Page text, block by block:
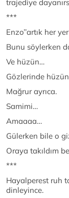
trajediye
***
Enzo’’artık her
Bunu söylerken
Ve hüzün…
Gözlerinde
Mağrur ayrıca.
Samimi…
Amaaaa…
Gülerken bile o
Oraya takıldım
***
Hayalperest ruh
dinleyince.